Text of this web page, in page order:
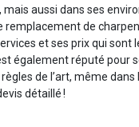
mais aussi dans ses
remplacement de
et ses prix qui sont
également réputé pour
de l’art, même dans
détaillé !